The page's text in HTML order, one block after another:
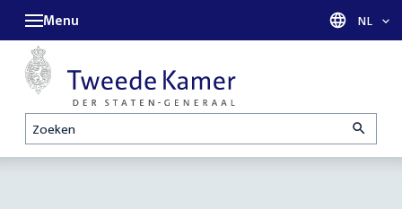
Zoeken
Menu Taal
NL